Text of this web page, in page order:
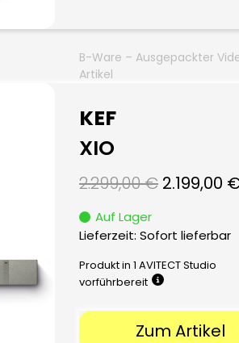
B-Ware – Ausgepackter
Artikel
KEF
XIO
2.299,00€
war:
2.199,00
Auf Lager
Lieferzeit: Sofort lieferbar
Produkt in 1 AVITECT Studio
vorführbereit
Zum Artikel